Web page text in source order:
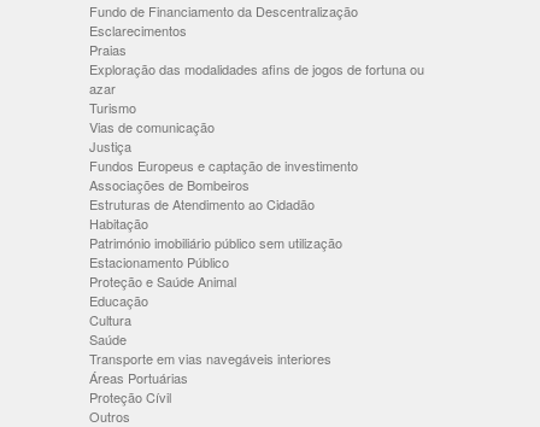
Fundo de Financiamento da Descentralização
Esclarecimentos
Praias
Exploração das modalidades afins de jogos de fortuna ou
azar
Turismo
Vias de comunicação
Justiça
Fundos Europeus e captação de investimento
Associações de Bombeiros
Estruturas de Atendimento ao Cidadão
Habitação
Património imobiliário público sem utilização
Estacionamento Público
Proteção e Saúde Animal
Educação
Cultura
Saúde
Transporte em vias navegáveis interiores
Áreas Portuárias
Proteção Cívil
Outros